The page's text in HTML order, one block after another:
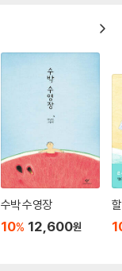
수박 수영장
10% 12,600원